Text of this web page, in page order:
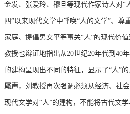
金发、张爱玲、穆旦等现代作家诗人对“
四”以来现代文学中呼唤“人的文学”、尊
家庭、提倡男女平等事关“人”的现代价
教授也辩证地指出从20世纪20年代到40
的建构呈现出不同的特征，显示了“人”的
尾声 ，刘教授再次强调必须从经济、社
现代文学对“人”的建构，不能将古代文